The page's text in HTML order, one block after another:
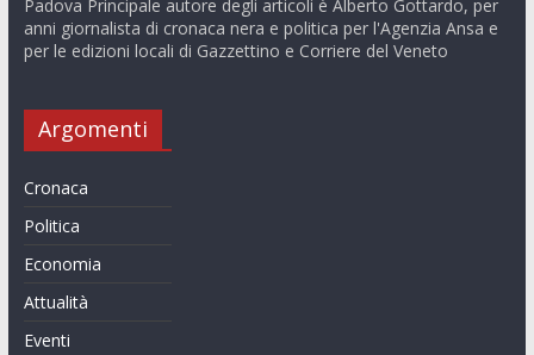
Padova Principale autore degli articoli è Alberto Gottardo, per
anni giornalista di cronaca nera e politica per l'Agenzia Ansa e
per le edizioni locali di Gazzettino e Corriere del Veneto
Argomenti
Cronaca
Politica
Economia
Attualità
Eventi